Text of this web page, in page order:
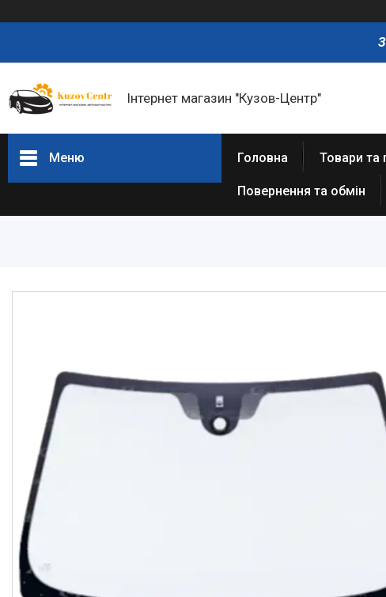
Інтернет магазин "Кузов-Центр"
Меню Головна Товари та
Повернення та обмін